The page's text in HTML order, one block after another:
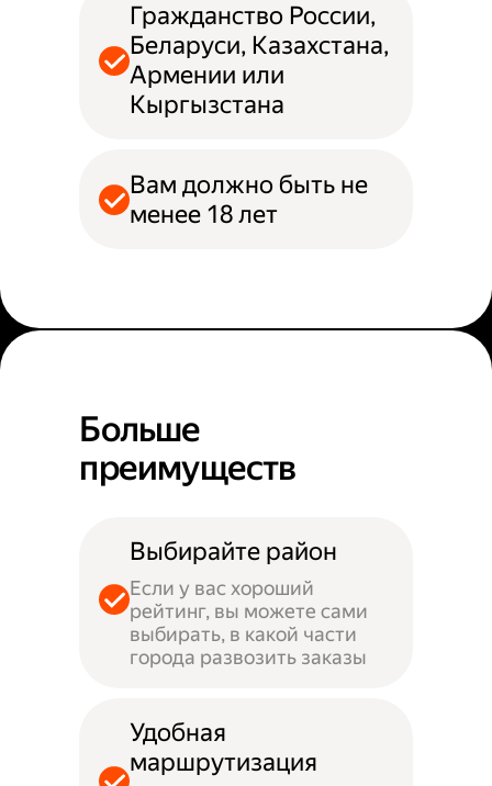
Гражданство России,
Беларуси, Казахстана,
Армении или
Кыргызстана
Вам должно быть не
менее 18 лет
Больше
преимуществ
Выбирайте район
Если у вас хороший
рейтинг, вы можете сами
выбирать, в какой части
города развозить заказы
Удобная
маршрутизация